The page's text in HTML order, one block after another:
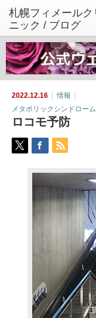
2022.12.16
情報
メタボリックシンドローム
ロコモ予防